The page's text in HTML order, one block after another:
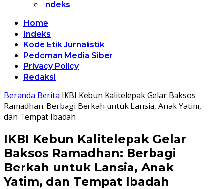
Indeks
Home
Indeks
Kode Etik Jurnalistik
Pedoman Media Siber
Privacy Policy
Redaksi
Beranda Berita IKBI Kebun Kalitelepak Gelar Baksos
Ramadhan: Berbagi Berkah untuk Lansia, Anak Yatim,
dan Tempat Ibadah
IKBI Kebun Kalitelepak Gelar
Baksos Ramadhan: Berbagi
Berkah untuk Lansia, Anak
Yatim, dan Tempat Ibadah